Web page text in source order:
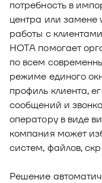
Новости и
Пилотный проект
Документы
потребность в
центра или замене
работы с
НОТА помогает
по всем
режиме единого
профиль клиента,
сообщений и
оператору в виде
компания может
систем, файлов,
Решение